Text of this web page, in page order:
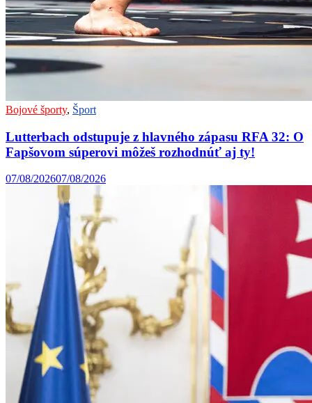
Bojové športy, Šport
Lutterbach odstupuje z hlavného zápasu RFA 32: O
Fapšovom súperovi môžeš rozhodnúť aj ty!
07/08/202607/08/2026